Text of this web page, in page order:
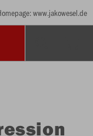
www.jakowesel.de